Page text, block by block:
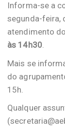
Informa-se a
segunda-feira,
atendimento
às 14h30.
Mais se
do
15h.
Qualquer